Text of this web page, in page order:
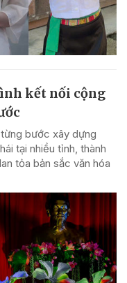
kết nối cộng
bước xây dựng
tại nhiều tỉnh, thành
tỏa bản sắc văn hóa